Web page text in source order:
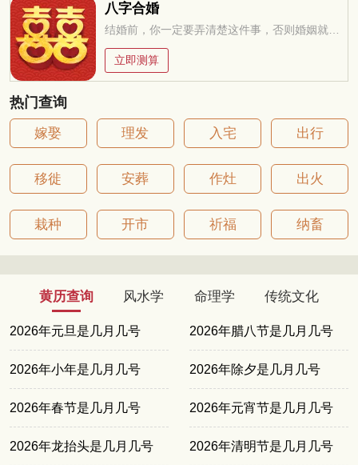
八字合婚
结婚前，你一定要弄清楚这件事，否则婚姻就是你的坟墓
立即测算
热门查询
嫁娶 理发 入宅 出行
移徙 安葬 作灶 出火
栽种 开市 祈福 纳畜
黄历查询 风水学 命理学 传统文化
2026年元旦是几月几号 2026年腊八节是几月几号
2026年小年是几月几号 2026年除夕是几月几号
2026年春节是几月几号 2026年元宵节是几月几号
2026年龙抬头是几月几号 2026年清明节是几月几号